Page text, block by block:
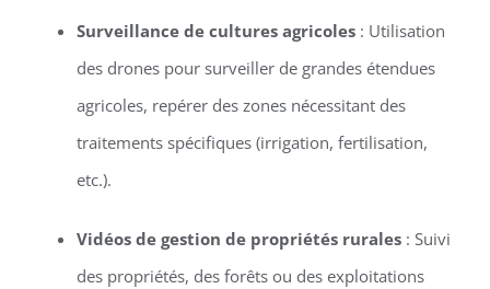
Surveillance de cultures agricoles: Utilisation
des drones pour surveiller de grandes étendues
agricoles, repérer des zones nécessitant des
traitements spécifiques (irrigation, fertilisation,
etc.).
Vidéos de gestion de propriétés rurales: Suivi
des propriétés, des forêts ou des exploitations